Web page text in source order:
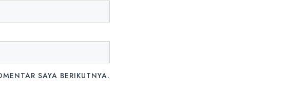
SAYA BERIKUTNYA.